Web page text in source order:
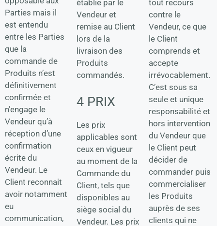
Parties mais il
est entendu
entre les Parties
que la
commande de
Produits n’est
définitivement
confirmée et
n’engage le
Vendeur qu’à
réception d’une
confirmation
écrite du
Vendeur. Le
Client reconnait
avoir notamment
eu
communication,
établie par le
Vendeur et
remise au Client
lors de la
livraison des
Produits
commandés.
4 PRIX
Les prix
applicables sont
ceux en vigueur
au moment de la
Commande du
Client, tels que
disponibles au
siège social du
Vendeur. Les prix
tout recours
contre le
Vendeur, ce que
le Client
comprends et
accepte
irrévocablement.
C’est sous sa
seule et unique
responsabilité et
hors intervention
du Vendeur que
le Client peut
décider de
commander puis
commercialiser
les Produits
auprès de ses
clients qui ne